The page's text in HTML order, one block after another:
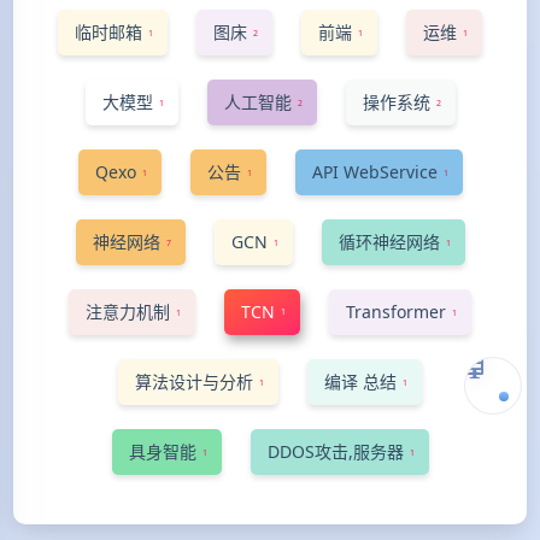
临时邮箱 1 图床 2 前端 1 运维 1
大模型 1 人工智能 2 操作系统 2
Qexo 1 公告 1 API WebService 1
神经网络 7 GCN 1 循环神经网络 1
注意力机制 1 TCN 1 Transformer 1
算法设计与分析 1 编译 总结 1
具身智能 1 DDOS攻击,服务器 1